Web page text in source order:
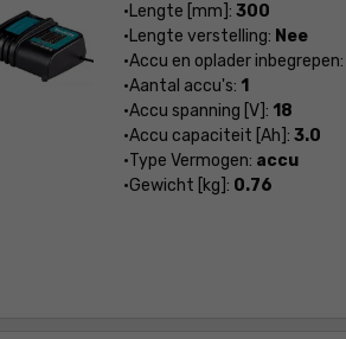
Lengte [mm]: 300
Lengte verstelling: Nee
Accu en oplader inbegrepen:
Aantal accu's: 1
Accu spanning [V]: 18
Accu capaciteit [Ah]: 3.0
Type Vermogen: accu
Gewicht [kg]: 0.76